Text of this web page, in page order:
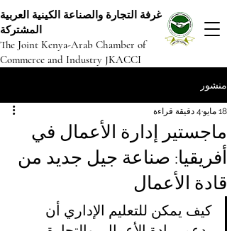
غرفة التجارة والصناعة الكينية العربية
المشتركة
The Joint Kenya-Arab Chamber of
Commerce and Industry JKACCI
منشور
ماجستير إدارة الأعمال في
أفريقيا: صناعة جيل جديد من
قادة الأعمال
18 مايو 4 دقيقة قراءة
كيف يمكن للتعليم الإداري أن